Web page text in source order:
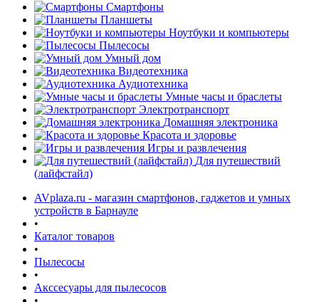
Смартфоны
Планшеты
Ноутбуки и компьютеры
Пылесосы
Умный дом
Видеотехника
Аудиотехника
Умные часы и браслеты
Электротранспорт
Домашняя электроника
Красота и здоровье
Игры и развлечения
Для путешествий
(лайфстайл)
AVplaza.ru - магазин смартфонов, гаджетов и умных
устройств в Барнауле
•
Каталог товаров
•
Пылесосы
•
Акссесуары для пылесосов
раз в 2 недели